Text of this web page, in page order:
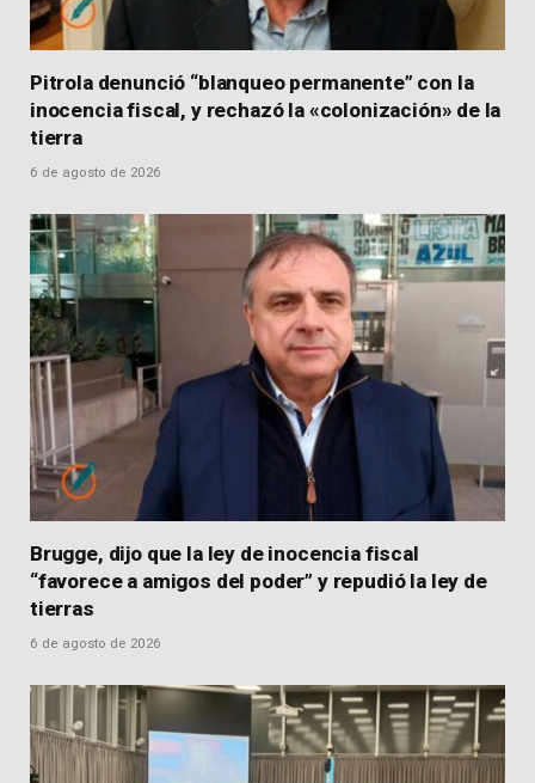
Pitrola denunció “blanqueo permanente” con la
inocencia fiscal, y rechazó la «colonización» de la
tierra
6 de agosto de 2026
Brugge, dijo que la ley de inocencia fiscal
“favorece a amigos del poder” y repudió la ley de
tierras
6 de agosto de 2026